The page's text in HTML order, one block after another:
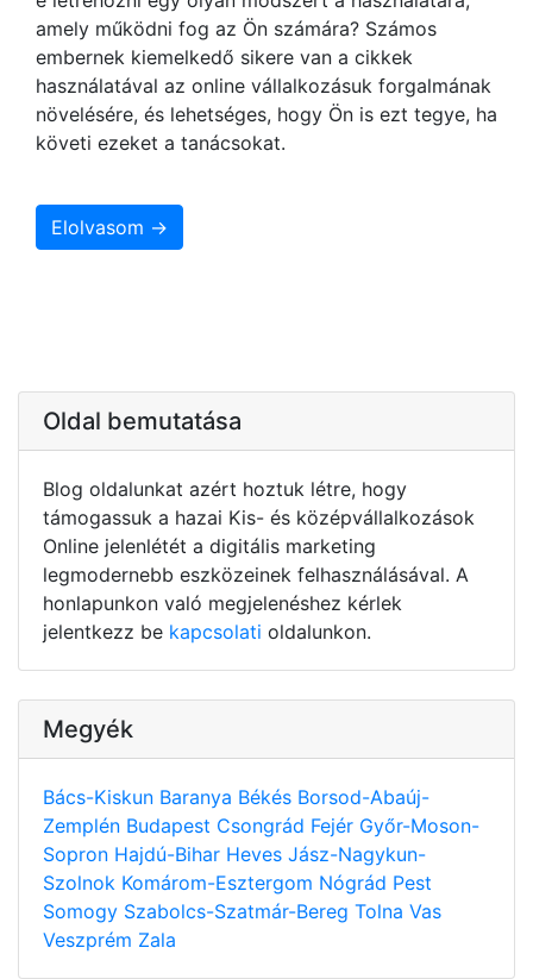
amely működni fog az Ön számára? Számos
embernek kiemelkedő sikere van a cikkek
használatával az online vállalkozásuk forgalmának
növelésére, és lehetséges, hogy Ön is ezt tegye, ha
követi ezeket a tanácsokat.
Elolvasom →
Oldal bemutatása
Blog oldalunkat azért hoztuk létre, hogy
támogassuk a hazai Kis- és középvállalkozások
Online jelenlétét a digitális marketing
legmodernebb eszközeinek felhasználásával. A
honlapunkon való megjelenéshez kérlek
jelentkezz be kapcsolati oldalunkon.
Megyék
Bács-Kiskun Baranya Békés Borsod-Abaúj-
Zemplén Budapest Csongrád Fejér Győr-Moson-
Sopron Hajdú-Bihar Heves Jász-Nagykun-
Szolnok Komárom-Esztergom Nógrád Pest
Somogy Szabolcs-Szatmár-Bereg Tolna Vas
Veszprém Zala